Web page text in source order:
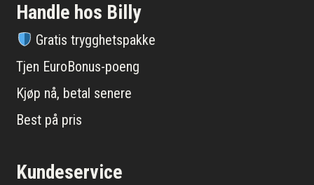
Handle hos Billy
Gratis trygghetspakke
Tjen EuroBonus-poeng
Kjøp nå, betal senere
Best på pris
Kundeservice